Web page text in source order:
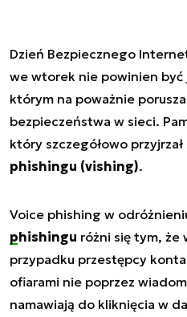
Dzień Bezpiecznego
we wtorek nie powinien
którym na poważnie
bezpieczeństwa w sieci.
który szczegółowo
phishingu (vishing).
Voice phishing w
phishingu różni się tym, że
przypadku przestępcy
ofiarami nie poprzez
namawiają do kliknięcia w